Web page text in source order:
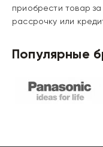
приобрести товар
рассрочку или
Популярные